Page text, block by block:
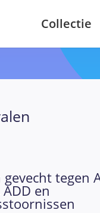
Collectie
tegen
ADD en